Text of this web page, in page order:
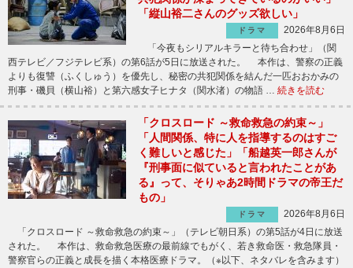
「縦山裕二さんのグッズ欲しい」
ドラマ
2026年8月6日
「今夜もシリアルキラーと待ち合わせ」（関
西テレビ／フジテレビ系）の第6話が5日に放送された。 本作は、警察の正義
よりも復讐（ふくしゅう）を優先し、秘密の共犯関係を結んだ一匹おおかみの
刑事・磯貝（横山裕）と第六感女子ヒナタ（関水渚）の物語 … 続きを読む
「クロスロード ～救命救急の約束～」
「人間関係、特に人を指導するのはすご
く難しいと感じた」「船越英一郎さんが
『刑事面に似ていると言われたことがあ
る』って、そりゃあ2時間ドラマの帝王だ
もの」
ドラマ
2026年8月6日
「クロスロード ～救命救急の約束～」（テレビ朝日系）の第5話が4日に放送
された。 本作は、救命救急医療の最前線でもがく、若き救命医・救急隊員・
警察官らの正義と成長を描く本格医療ドラマ。（※以下、ネタバレを含みます）